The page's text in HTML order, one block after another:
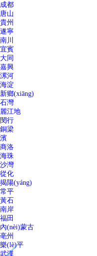
成都
唐山
貴州
遂寧
南川
宜賓
大同
嘉興
漯河
海淀
新鄉(xiāng)
石灣
麗江地
閔行
銅梁
濱
商洛
海珠
沙灣
從化
揭陽(yáng)
常平
黃石
南岸
福田
內(nèi)蒙古
亳州
樂(lè)平
武漢